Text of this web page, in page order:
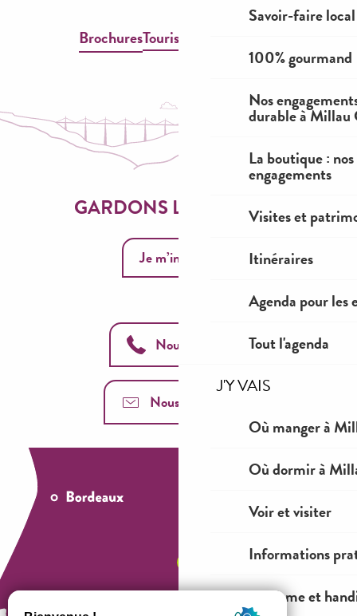
Savoir-faire local
100% gourmand
Nos
durable à Millau
La boutique :
engagements
Visites et
Itinéraires
Agenda pour les
Tout l'agenda
J'Y VAIS
Où manger à
Où dormir à
Voir et visiter
Informations
Tourisme et
BrochuresTourisme & Handicap
GARDONS LE CONTACT
Je m’inscris
Nous appeler
Nous contacter